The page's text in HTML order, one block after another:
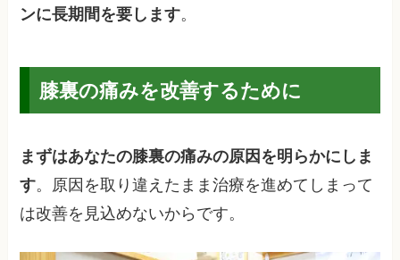
ンに長期間を要します。
膝裏の痛みを改善するために
まずはあなたの膝裏の痛みの原因を明らかにしま
す。原因を取り違えたまま治療を進めてしまって
は改善を見込めないからです。